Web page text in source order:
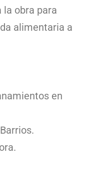
la obra para
alimentaria a
en